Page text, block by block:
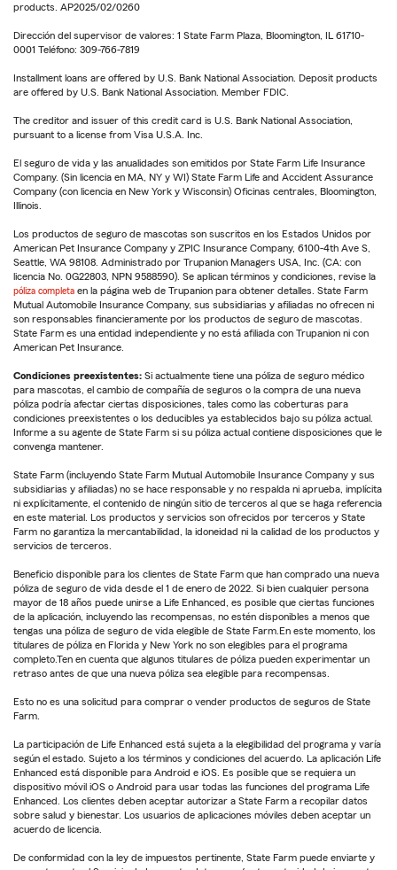
products. AP2025/02/0260
Dirección del supervisor de valores: 1 State Farm Plaza, Bloomington, IL 61710-
0001 Teléfono: 309-766-7819
Installment loans are offered by U.S. Bank National Association. Deposit products
are offered by U.S. Bank National Association. Member FDIC.
The creditor and issuer of this credit card is U.S. Bank National Association,
pursuant to a license from Visa U.S.A. Inc.
El seguro de vida y las anualidades son emitidos por State Farm Life Insurance
Company. (Sin licencia en MA, NY y WI) State Farm Life and Accident Assurance
Company (con licencia en New York y Wisconsin) Oficinas centrales, Bloomington,
Illinois.
Los productos de seguro de mascotas son suscritos en los Estados Unidos por
American Pet Insurance Company y ZPIC Insurance Company, 6100-4th Ave S,
Seattle, WA 98108. Administrado por Trupanion Managers USA, Inc. (CA: con
licencia No. 0G22803, NPN 9588590). Se aplican términos y condiciones, revise la
póliza completa en la página web de Trupanion para obtener detalles. State Farm
Mutual Automobile Insurance Company, sus subsidiarias y afiliadas no ofrecen ni
son responsables financieramente por los productos de seguro de mascotas.
State Farm es una entidad independiente y no está afiliada con Trupanion ni con
American Pet Insurance.
Condiciones preexistentes: Si actualmente tiene una póliza de seguro médico
para mascotas, el cambio de compañía de seguros o la compra de una nueva
póliza podría afectar ciertas disposiciones, tales como las coberturas para
condiciones preexistentes o los deducibles ya establecidos bajo su póliza actual.
Informe a su agente de State Farm si su póliza actual contiene disposiciones que le
convenga mantener.
State Farm (incluyendo State Farm Mutual Automobile Insurance Company y sus
subsidiarias y afiliadas) no se hace responsable y no respalda ni aprueba, implícita
ni explícitamente, el contenido de ningún sitio de terceros al que se haga referencia
en este material. Los productos y servicios son ofrecidos por terceros y State
Farm no garantiza la mercantabilidad, la idoneidad ni la calidad de los productos y
servicios de terceros.
Beneficio disponible para los clientes de State Farm que han comprado una nueva
póliza de seguro de vida desde el 1 de enero de 2022. Si bien cualquier persona
mayor de 18 años puede unirse a Life Enhanced, es posible que ciertas funciones
de la aplicación, incluyendo las recompensas, no estén disponibles a menos que
tengas una póliza de seguro de vida elegible de State Farm.En este momento, los
titulares de póliza en Florida y New York no son elegibles para el programa
completo.Ten en cuenta que algunos titulares de póliza pueden experimentar un
retraso antes de que una nueva póliza sea elegible para recompensas.
Esto no es una solicitud para comprar o vender productos de seguros de State
Farm.
La participación de Life Enhanced está sujeta a la elegibilidad del programa y varía
según el estado. Sujeto a los términos y condiciones del acuerdo. La aplicación Life
Enhanced está disponible para Android e iOS. Es posible que se requiera un
dispositivo móvil iOS o Android para usar todas las funciones del programa Life
Enhanced. Los clientes deben aceptar autorizar a State Farm a recopilar datos
sobre salud y bienestar. Los usuarios de aplicaciones móviles deben aceptar un
acuerdo de licencia.
De conformidad con la ley de impuestos pertinente, State Farm puede enviarte y